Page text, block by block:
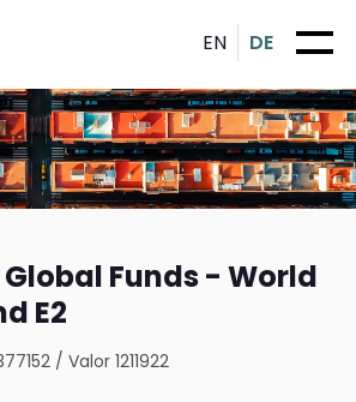
EN DE
Funds - World
E2
/Valor 1211922